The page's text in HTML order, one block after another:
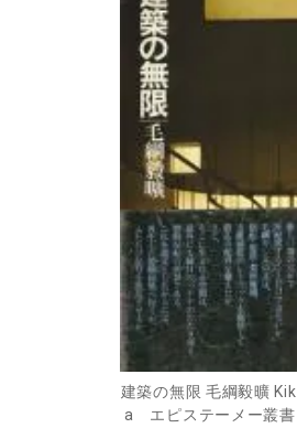
建築の無限 毛綱毅曠
a エピステーメー叢